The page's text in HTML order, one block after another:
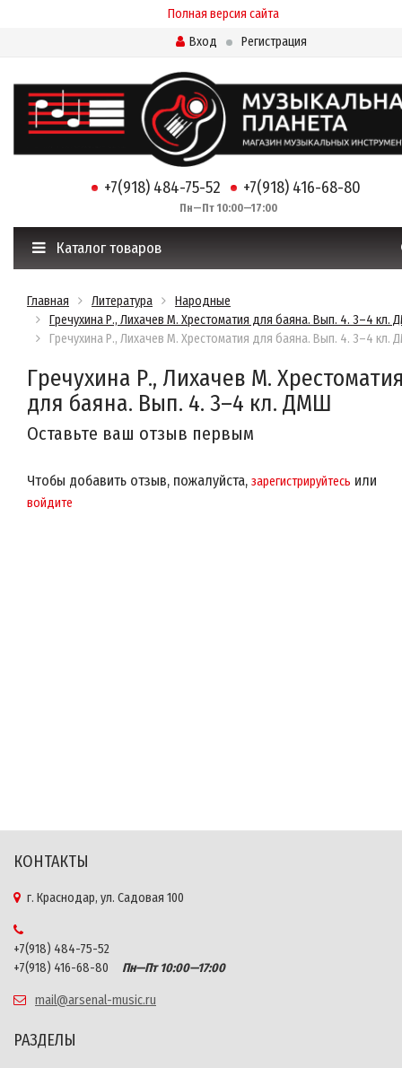
Полная версия сайта
Вход
Регистрация
+7(918) 484-75-52 +7(918) 416-68-80
Пн—Пт 10:00—17:00
Каталог товаров
Главная Литература
Народные
Гречухина Р., Лихачев М. Хрестоматия для баяна. Вып. 4. 3–4 кл.
Гречухина Р., Лихачев М. Хрестоматия для баяна. Вып. 4. 3–4 кл.
Гречухина Р., Лихачев М.
для баяна. Вып. 4. 3–4 кл. ДМШ
Оставьте ваш отзыв первым
Чтобы добавить отзыв, пожалуйста, зарегистрируйтесь или
войдите
КОНТАКТЫ
г. Краснодар, ул. Садовая 100
+7(918) 484-75-52
+7(918) 416-68-80
Пн—Пт 10:00—17:00
mail@arsenal-music.ru
РАЗДЕЛЫ